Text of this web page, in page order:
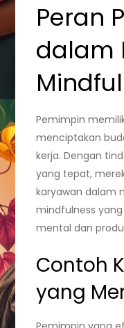
Peran
dalam
Pemimpin
menciptakan
kerja. Dengan
yang tepat,
karyawan dalam
mindfulness
mental dan
Contoh
yang